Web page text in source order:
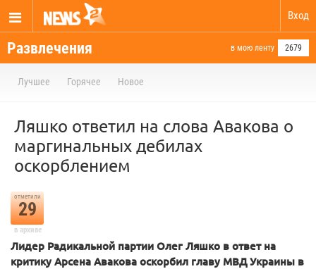
Вход
Развлечения в мою ленту 2679
Лучшее Горячее Новое
Ляшко ответил на слова Авакова о
маргинальных дебилах
оскорблением
отметили
29
в архиве
Лидер Радикальной партии Олег Ляшко в ответ на
критику Арсена Авакова оскорбил главу МВД Украины в